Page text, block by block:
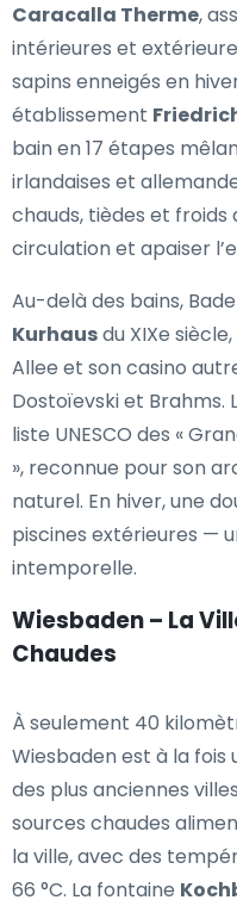
Caracalla Therme,
intérieures et
sapins enneigés en
établissement
bain en 17 étapes
irlandaises et
chauds, tièdes et
circulation et apaiser
Au-delà des bains,
Kurhausdu XIXe
Allee et son casino
Dostoïevski et Brahms.
liste UNESCO des «
», reconnue pour son
naturel. En hiver, une
piscines extérieures —
intemporelle.
Wiesbaden – La
Chaudes
À seulement 40
Wiesbaden est à la fois
des plus anciennes
sources chaudes
la ville, avec des
66 °C. La fontaine